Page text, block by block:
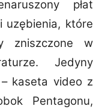
płat
uzębienia, które
zniszczone w
Jedyny
kaseta video z
Pentagonu,